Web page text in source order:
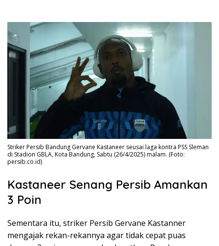
Striker Persib Bandung Gervane Kastaneer seusai laga kontra PSS Sleman
di Stadion GBLA, Kota Bandung, Sabtu (26/4/2025) malam. (Foto:
persib.co.id)
Kastaneer Senang Persib Amankan
3 Poin
Sementara itu, striker Persib Gervane Kastanner
mengajak rekan-rekannya agar tidak cepat puas